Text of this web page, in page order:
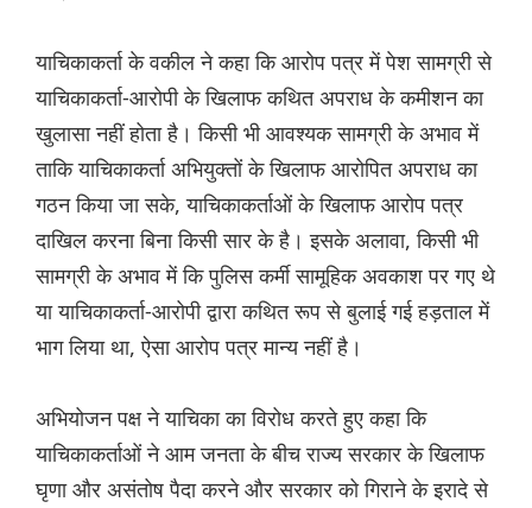
याचिकाकर्ता के वकील ने कहा कि आरोप पत्र में पेश सामग्री से
याचिकाकर्ता-आरोपी के खिलाफ कथित अपराध के कमीशन का
खुलासा नहीं होता है। किसी भी आवश्यक सामग्री के अभाव में
ताकि याचिकाकर्ता अभियुक्तों के खिलाफ आरोपित अपराध का
गठन किया जा सके, याचिकाकर्ताओं के खिलाफ आरोप पत्र
दाखिल करना बिना किसी सार के है। इसके अलावा, किसी भी
सामग्री के अभाव में कि पुलिस कर्मी सामूहिक अवकाश पर गए थे
या याचिकाकर्ता-आरोपी द्वारा कथित रूप से बुलाई गई हड़ताल में
भाग लिया था, ऐसा आरोप पत्र मान्य नहीं है।
अभियोजन पक्ष ने याचिका का विरोध करते हुए कहा कि
याचिकाकर्ताओं ने आम जनता के बीच राज्य सरकार के खिलाफ
घृणा और असंतोष पैदा करने और सरकार को गिराने के इरादे से